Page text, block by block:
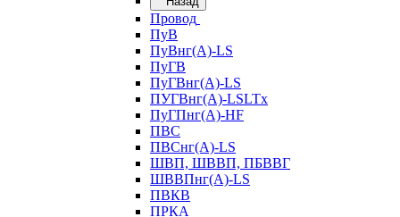
Провод
ПуВ
ПуВнг(А)-LS
ПуГВ
ПуГВнг(А)-LS
ПУГВнг(А)-LSLTx
ПуГПнг(А)-HF
ПВС
ПВСнг(А)-LS
ШВП, ШВВП, ПБВВГ
ШВВПнг(А)-LS
ПВКВ
ПРКА